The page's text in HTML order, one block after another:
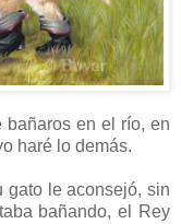
bañaros en el río, en
haré lo demás.
gato le aconsejó, sin
bañando, el Rey